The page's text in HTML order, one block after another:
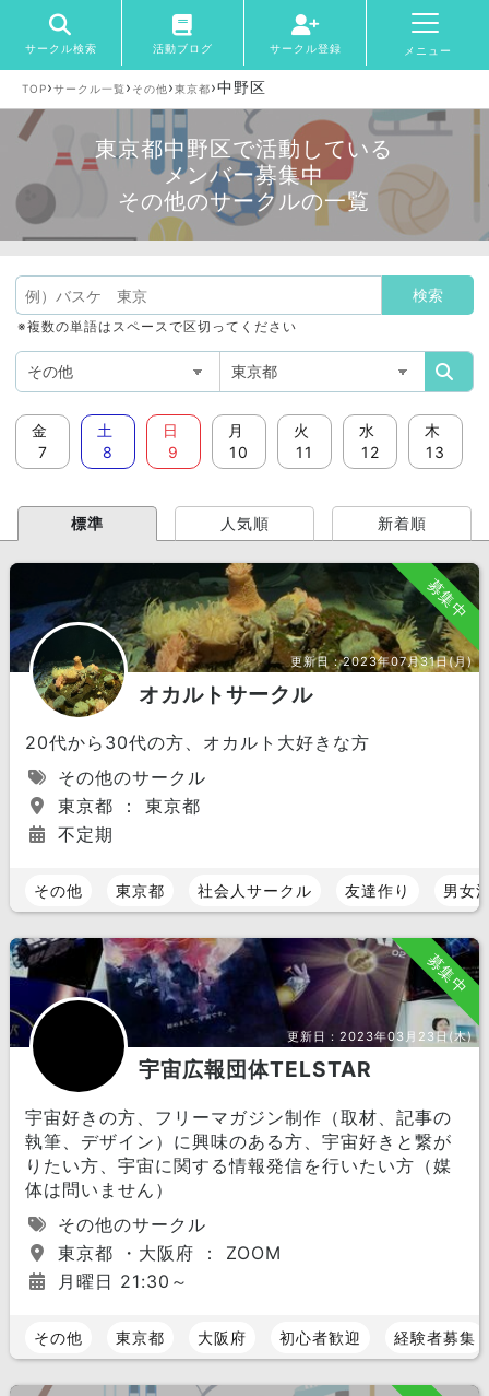
サークル検索 活動ブログ サークル登録 メニュー
TOP›サークル一覧 › その他›東京都›中野区
東京都中野区で活動している
メンバー募集中
その他のサークルの一覧
※複数の単語はスペースで区切ってください
金
7
土
8
日
9
月
10
火
11
水
12
木
13
標準 人気順 新着順
募集中
更新日：2023年07月31日(月)
オカルトサークル
20代から30代の方、オカルト大好きな方
その他のサークル
東京都 ： 東京都
不定期
その他 東京都 社会人サークル 友達作り 男女
募集中
更新日：2023年03月23日(木)
宇宙広報団体TELSTAR
宇宙好きの方、フリーマガジン制作（取材、記事の
執筆、デザイン）に興味のある方、宇宙好きと繋が
りたい方、宇宙に関する情報発信を行いたい方（媒
体は問いません）
その他のサークル
東京都 ・大阪府 ： ZOOM
月曜日 21:30～
その他 東京都 大阪府 初心者歓迎 経験者募集